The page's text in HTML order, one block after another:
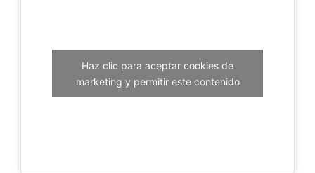
Haz clic para aceptar cookies de
marketing y permitir este contenido